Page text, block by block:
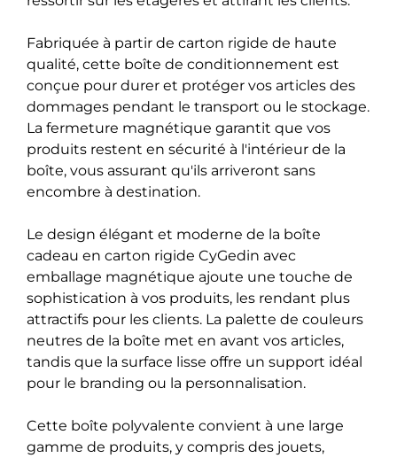
Fabriquée à partir de carton rigide de haute
qualité, cette boîte de conditionnement est
conçue pour durer et protéger vos articles des
dommages pendant le transport ou le stockage.
La fermeture magnétique garantit que vos
produits restent en sécurité à l'intérieur de la
boîte, vous assurant qu'ils arriveront sans
encombre à destination.
Le design élégant et moderne de la boîte
cadeau en carton rigide CyGedin avec
emballage magnétique ajoute une touche de
sophistication à vos produits, les rendant plus
attractifs pour les clients. La palette de couleurs
neutres de la boîte met en avant vos articles,
tandis que la surface lisse offre un support idéal
pour le branding ou la personnalisation.
Cette boîte polyvalente convient à une large
gamme de produits, y compris des jouets,